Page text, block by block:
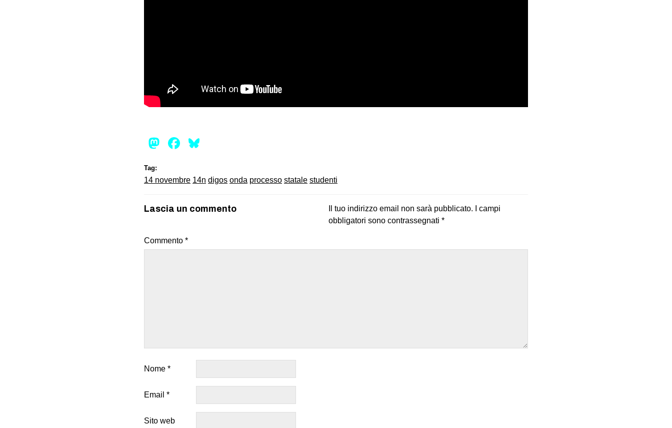
Mastodon
Facebook
Tag:
14 novembre 14n digos onda processo statale studenti
Lascia un commento Il tuo indirizzo email non sarà pubblicato.
I campi
obbligatori sono contrassegnati *
Commento *
Nome *
Email *
Sito web